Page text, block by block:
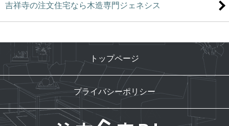
吉祥寺の注文住宅なら木造専門ジェネシス
トップページ
プライバシーポリシー